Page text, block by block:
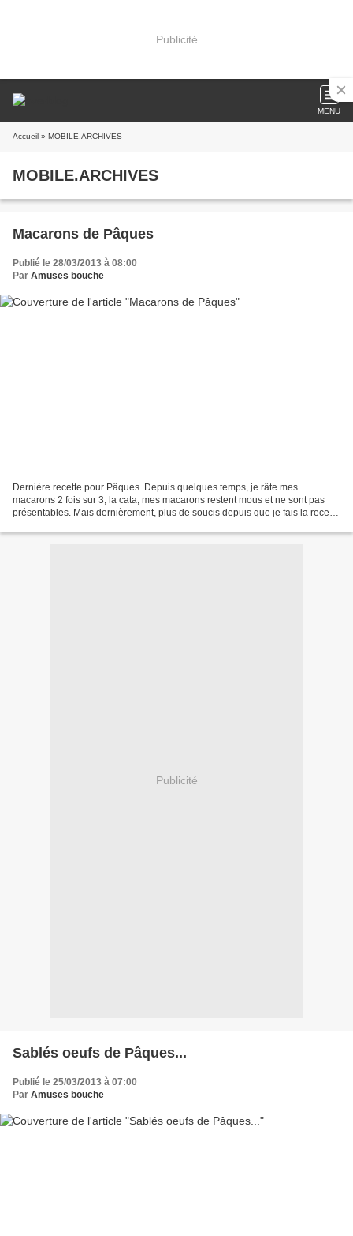
Publicité
MENU
Accueil » MOBILE.ARCHIVES
MOBILE.ARCHIVES
Macarons de Pâques
Publié le 28/03/2013 à 08:00
Par Amuses bouche
Dernière recette pour Pâques. Depuis quelques temps, je râte mes
macarons 2 fois sur 3, la cata, mes macarons restent mous et ne sont pas
présentables. Mais dernièrement, plus de soucis depuis que je fais la recette
Publicité
Sablés oeufs de Pâques...
Publié le 25/03/2013 à 07:00
Par Amuses bouche